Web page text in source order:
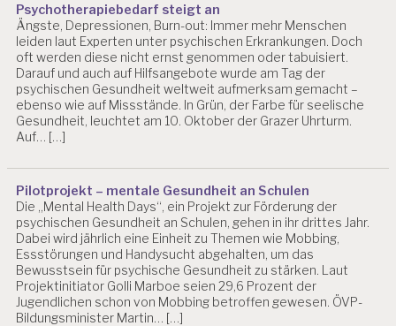
Psychotherapiebedarf steigt an
Ängste, Depressionen, Burn-out: Immer mehr Menschen
leiden laut Experten unter psychischen Erkrankungen. Doch
oft werden diese nicht ernst genommen oder tabuisiert.
Darauf und auch auf Hilfsangebote wurde am Tag der
psychischen Gesundheit weltweit aufmerksam gemacht –
ebenso wie auf Missstände. In Grün, der Farbe für seelische
Gesundheit, leuchtet am 10. Oktober der Grazer Uhrturm.
Auf… […]
Pilotprojekt – mentale Gesundheit an Schulen
Die „Mental Health Days“, ein Projekt zur Förderung der
psychischen Gesundheit an Schulen, gehen in ihr drittes Jahr.
Dabei wird jährlich eine Einheit zu Themen wie Mobbing,
Essstörungen und Handysucht abgehalten, um das
Bewusstsein für psychische Gesundheit zu stärken. Laut
Projektinitiator Golli Marboe seien 29,6 Prozent der
Jugendlichen schon von Mobbing betroffen gewesen. ÖVP-
Bildungsminister Martin… […]